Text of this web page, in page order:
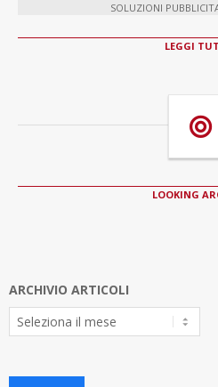
SOLUZIONI
LEGGI
LOOKING
ARCHIVIO ARTICOLI
Archivio
Articoli